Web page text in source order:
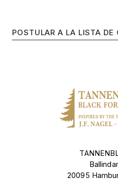
POSTULAR A LA LISTA
20095